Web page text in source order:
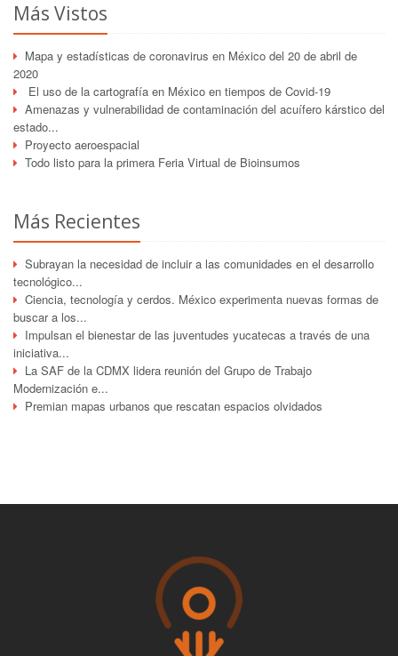
Más Vistos
Mapa y estadísticas de coronavirus en México del 20 de abril de
2020
El uso de la cartografía en México en tiempos de Covid-19
Amenazas y vulnerabilidad de contaminación del acuífero kárstico del
estado...
Proyecto aeroespacial
Todo listo para la primera Feria Virtual de Bioinsumos
Más Recientes
Subrayan la necesidad de incluir a las comunidades en el desarrollo
tecnológico...
Ciencia, tecnología y cerdos. México experimenta nuevas formas de
buscar a los...
Impulsan el bienestar de las juventudes yucatecas a través de una
iniciativa...
La SAF de la CDMX lidera reunión del Grupo de Trabajo
Modernización e...
Premian mapas urbanos que rescatan espacios olvidados